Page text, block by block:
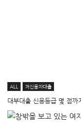
ALL 저신용자대출
대부대출 신용등급 몇 점까